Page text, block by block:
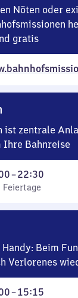
Nöten oder
gratis
ist zentrale
Ihre Bahnreise
–22:30
Feiertage
Beim
Verlorenes
–15:15